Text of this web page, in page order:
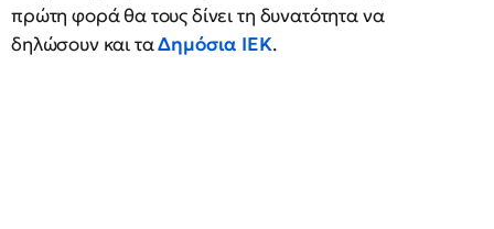
πρώτη φορά θα τους δίνει τη δυνατότητα να
δηλώσουν και ταΔημόσια ΙΕΚ.